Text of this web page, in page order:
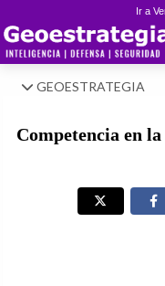
Ir a
GEOESTRATEGIA
Competencia en